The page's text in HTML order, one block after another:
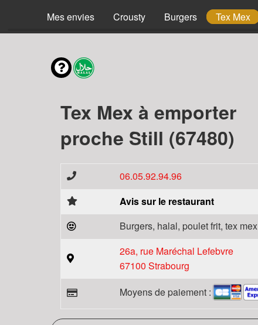
Mes envies Crousty Burgers Tex Mex
Tex Mex à emporter
proche Still (67480)
06.05.92.94.96
Avis sur le restaurant
Burgers, halal, poulet frit, tex mex
26a, rue Maréchal Lefebvre
67100 Strabourg
Moyens de paiement :